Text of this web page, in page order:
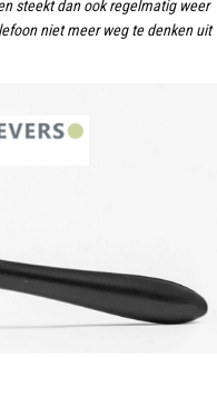
steekt dan ook regelmatig weer
niet meer weg te denken uit